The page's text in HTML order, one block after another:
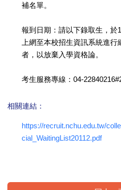
補名單。
報到日期：請以下錄取生，於
上網至本校招生資訊系統進
者，以放棄入學資格論。
考生服務專線：04-
相關連結：
https://recruit.nchu.edu.tw/
cial_WaitingList20112.pdf